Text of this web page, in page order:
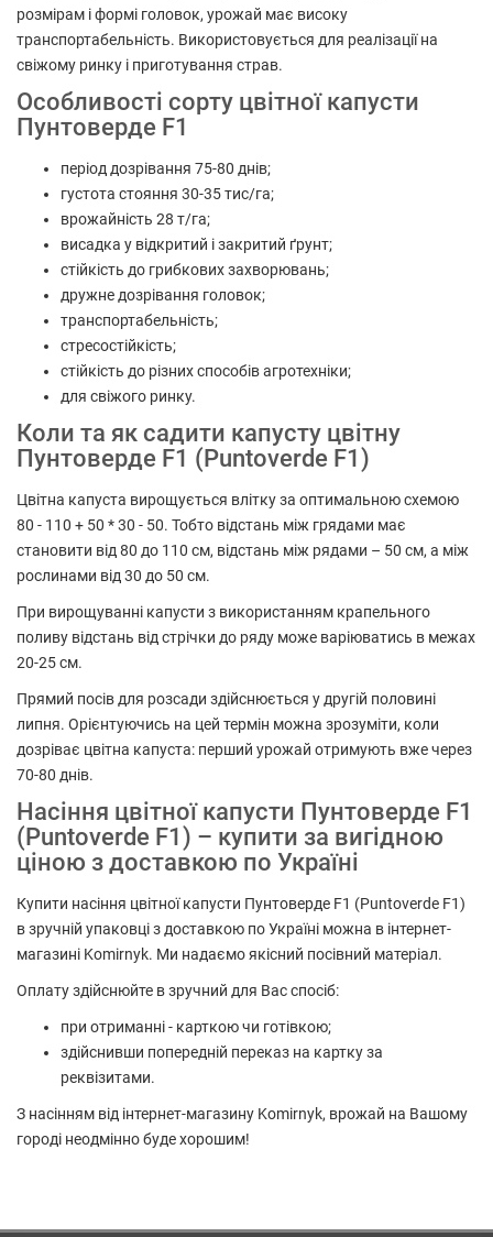
розмірам і формі головок, урожай має високу
транспортабельність. Використовується для реалізації на
свіжому ринку і приготування страв.
Особливості сорту цвітної капусти
Пунтоверде F1
період дозрівання 75-80 днів;
густота стояння 30-35 тис/га;
врожайність 28 т/га;
висадка у відкритий і закритий ґрунт;
стійкість до грибкових захворювань;
дружне дозрівання головок;
транспортабельність;
стресостійкість;
стійкість до різних способів агротехніки;
для свіжого ринку.
Коли та як садити капусту цвітну
Пунтоверде F1 (Puntoverde F1)
Цвітна капуста вирощується влітку за оптимальною схемою
80 - 110 + 50 * 30 - 50. Тобто відстань між грядами має
становити від 80 до 110 см, відстань між рядами – 50 см, а між
рослинами від 30 до 50 см.
При вирощуванні капусти з використанням крапельного
поливу відстань від стрічки до ряду може варіюватись в межах
20-25 см.
Прямий посів для розсади здійснюється у другій половині
липня. Орієнтуючись на цей термін можна зрозуміти, коли
дозріває цвітна капуста: перший урожай отримують вже через
70-80 днів.
Насіння цвітної капусти Пунтоверде F1
(Puntoverde F1) – купити за вигідною
ціною з доставкою по Україні
Купити насіння цвітної капусти Пунтоверде F1 (Puntoverde F1)
в зручній упаковці з доставкою по Україні можна в інтернет-
магазині Komirnyk. Ми надаємо якісний посівний матеріал.
Оплату здійснюйте в зручний для Вас спосіб:
при отриманні - карткою чи готівкою;
здійснивши попередній переказ на картку за
реквізитами.
З насінням від інтернет-магазину Komirnyk, врожай на Вашому
городі неодмінно буде хорошим!